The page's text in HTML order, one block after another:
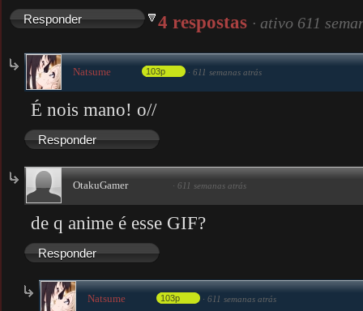
Responder 4 respostas · ativo 611
Natsume 103p · 611 semanas atrás
É nois mano! o//
Responder
OtakuGamer · 611 semanas atrás
de q anime é esse GIF?
Responder
Natsume 103p · 611 semanas atrás